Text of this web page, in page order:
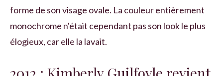
forme de son visage ovale. La couleur entièrement
monochrome n'était cependant pas son look le plus
élogieux, car elle la lavait.